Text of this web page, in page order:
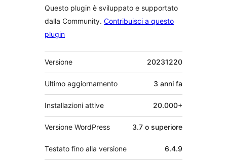
Questo plugin è sviluppato e supportato
dalla Community. Contribuisci a questo
plugin
Meta
Versione 20231220
Ultimo aggiornamento 3 anni fa
Installazioni attive 20.000+
Versione WordPress 3.7 o superiore
Testato fino alla versione 6.4.9